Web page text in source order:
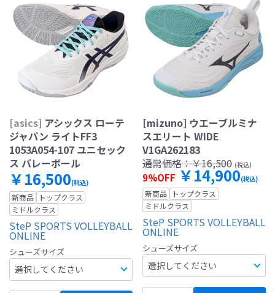
[asics] アシックス ローテ
ジャパン ライトFF3
1053A054-107 ユニセック
ス バレーボール
￥16,500(税込)
新商品
トップクラス
ミドルクラス
SteP SPORTS VOLLEYBALL
ONLINE
シューズサイズ
[mizuno] ウエーブルミナ
スエリート WIDE
V1GA262183
通常価格：￥16,500 (税込)
9%OFF￥14,900(税込)
新商品
トップクラス
ミドルクラス
SteP SPORTS VOLLEYBALL
ONLINE
シューズサイズ